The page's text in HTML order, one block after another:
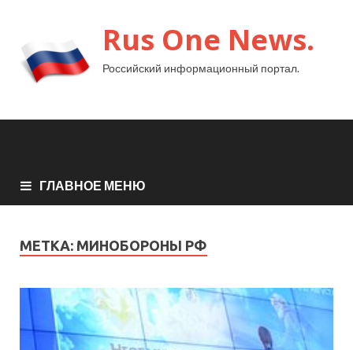
Rus One News.
Российский информационный портал.
ГЛАВНОЕ МЕНЮ
МЕТКА: МИНОБОРОНЫ РФ